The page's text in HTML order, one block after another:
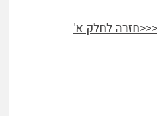
<<<חזרה לחלק א'